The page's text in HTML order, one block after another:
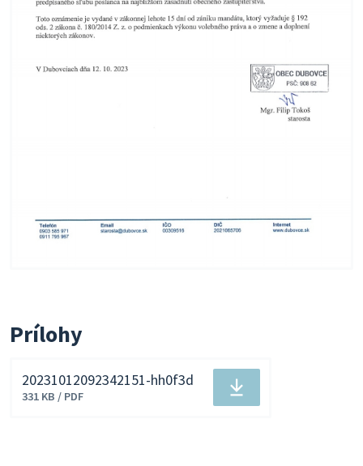
Prílohy
Stiahnuť
20231012092342151-hh0f3d
331 KB / PDF